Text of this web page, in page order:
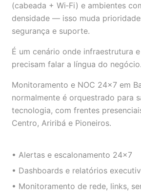
(cabeada + Wi‑Fi) e ambientes
densidade — isso muda
segurança e suporte.
É um cenário onde infraestrutura
precisam falar a língua do negócio.
Monitoramento e NOC 24×7 em
normalmente é orquestrado para
tecnologia, com frentes
Centro, Ariribá e Pioneiros.
• Alertas e escalonamento 24×7
• Dashboards e relatórios
• Monitoramento de rede, links,